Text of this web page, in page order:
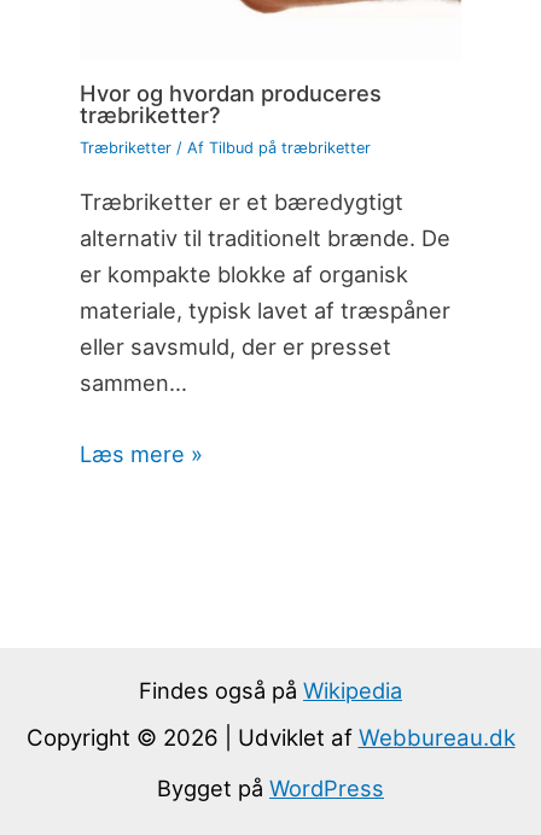
Hvor og hvordan produceres
træbriketter?
Træbriketter/ Af Tilbud på træbriketter
Træbriketter er et bæredygtigt
alternativ til traditionelt brænde. De
er kompakte blokke af organisk
materiale, typisk lavet af træspåner
eller savsmuld, der er presset
sammen…
Læs mere »
Findes også på Wikipedia
Copyright © 2026 | Udviklet af Webbureau.dk
Bygget på WordPress